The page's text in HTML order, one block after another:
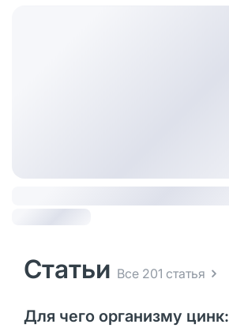
Статьи Все 201 статья
Для чего организму цинк: